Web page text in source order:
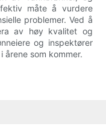
måte å vurdere
problemer. Ved å
av høy kvalitet og
og inspektører
som kommer.